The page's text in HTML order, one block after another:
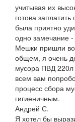
учитывая их
готова
была приятно
одно замечание
Мешки пришли
общем, я очень
мусора ПВД 220л
всем вам
процесс сбора
гигиеничным.
Андрей С.
Я хотел бы